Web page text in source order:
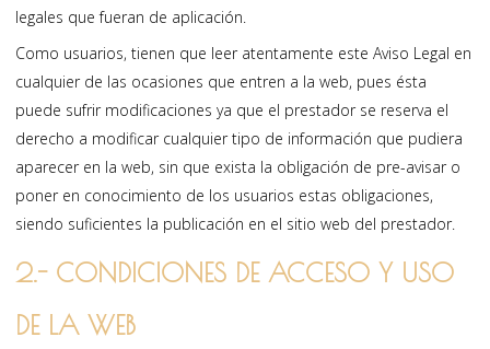
legales que fueran de aplicación.
Como usuarios, tienen que leer atentamente este Aviso Legal en
cualquier de las ocasiones que entren a la web, pues ésta
puede sufrir modificaciones ya que el prestador se reserva el
derecho a modificar cualquier tipo de información que pudiera
aparecer en la web, sin que exista la obligación de pre-avisar o
poner en conocimiento de los usuarios estas obligaciones,
siendo suficientes la publicación en el sitio web del prestador.
2.- CONDICIONES DE ACCESO Y USO
DE LA WEB